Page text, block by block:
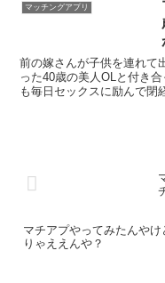
マッチングアプリ
前の嫁さんが子供を連れて
った40歳の美人OLと付き
も毎日セックスに励んで閉
マチアプやってみたんやけ
りゃええんや？